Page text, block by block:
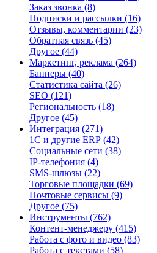
Заказ звонка (8)
Подписки и рассылки (16)
Отзывы, комментарии (23)
Обратная связь (45)
Другое (44)
Маркетинг, реклама (264)
Баннеры (40)
Статистика сайта (26)
SEO (121)
Региональность (18)
Другое (45)
Интеграция (271)
1С и другие ERP (42)
Социальные сети (38)
IP-телефония (4)
SMS-шлюзы (22)
Торговые площадки (69)
Почтовые сервисы (9)
Другое (75)
Инструменты (762)
Контент-менеджеру (415)
Работа с фото и видео (83)
Работа с текстами (58)